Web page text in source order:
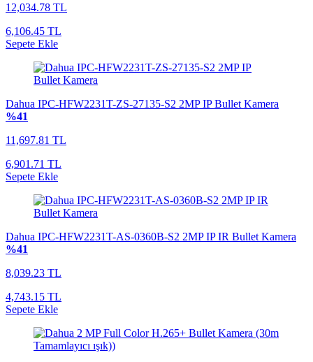
12,034.78 TL
6,106.45 TL
Sepete Ekle
Dahua IPC-HFW2231T-ZS-27135-S2 2MP IP Bullet Kamera
%41
11,697.81 TL
6,901.71 TL
Sepete Ekle
Dahua IPC-HFW2231T-AS-0360B-S2 2MP IP IR Bullet Kamera
%41
8,039.23 TL
4,743.15 TL
Sepete Ekle